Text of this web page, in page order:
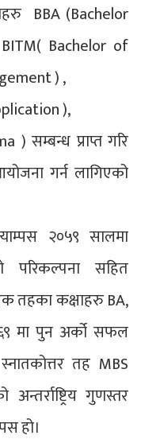
BBA (Bachelor
Bachelor of
) ,
),
सम्बन्ध प्राप्त गरि
गर्न लागिएको
२०५९ सालमा
परिकल्पना सहित
तहका कक्षाहरु BA,
मा पुन अर्को सफल
तह MBS
गुणस्तर
हो।